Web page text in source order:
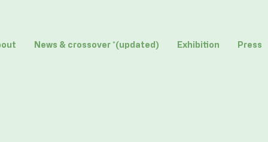
News & crossover *(updated) Exhibition Press